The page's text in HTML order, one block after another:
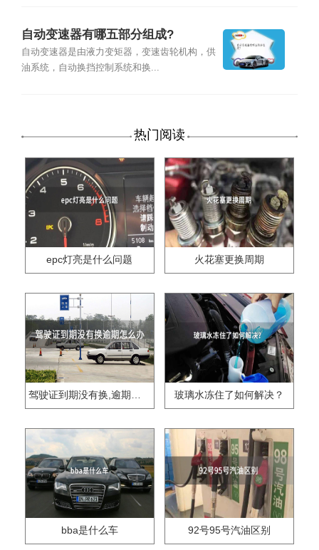
自动变速器有哪五部分组成?
自动变速器是由液力变矩器，变速齿轮机构，供
油系统，自动换挡控制系统和换...
热门阅读
epc灯亮是什么问题 火花塞更换周期
驾驶证到期没有换,逾期怎么办?? 玻璃水冻住了如何解决？
bba是什么车 92号95号汽油区别